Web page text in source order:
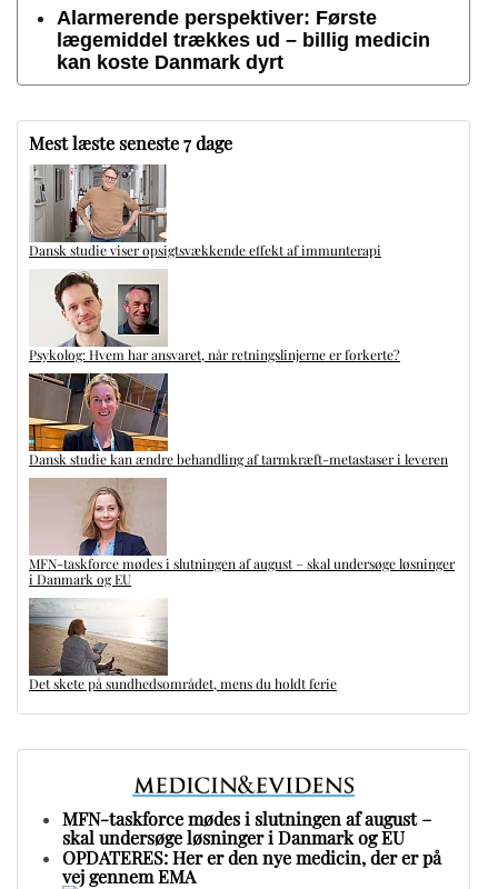
Alarmerende perspektiver: Første
lægemiddel trækkes ud – billig medicin
kan koste Danmark dyrt
Mest læste seneste 7 dage
Dansk studie viser opsigtsvækkende effekt af immunterapi
Psykolog: Hvem har ansvaret, når retningslinjerne er forkerte?
Dansk studie kan ændre behandling af tarmkræft-metastaser i leveren
MFN-taskforce mødes i slutningen af august – skal undersøge løsninger
i Danmark og EU
Det skete på sundhedsområdet, mens du holdt ferie
MFN-taskforce mødes i slutningen af august –
skal undersøge løsninger i Danmark og EU
OPDATERES: Her er den nye medicin, der er på
vej gennem EMA